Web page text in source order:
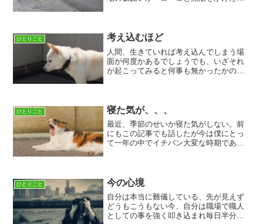
はとりあえず面接のような...
ひとりごと 考え込むほど
人間、生きていれば考え込んでしまう場
面が何度かあるでしょうでも、いざそれ
が起こってみると何事も無かったかのよ
言わないようにしておく語...
ひとりごと 寝た気が、、、
最近、季節のせいか寝た気がしない。前
にもこの記事でも話したが今は僕にとっ
て一年の中でイチバン大変な時期であ
号待ちをするのもよいだろう...
ひとりごと 今の心境
自分は本当に難儀している、先が見えず
どうもこうもない今、自分は職場で職人
としての事を強く叩き込まれ毎日半分悩